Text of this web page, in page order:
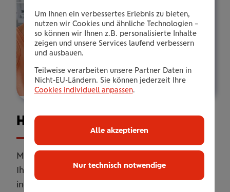
Haus­halts­ver­si­che­rung
Mit unserer Haushaltsversicherung sichern Sie
Ihr Zuhause umfassend ab. Online oder
individuell erweitert mit persönlicher
Um Ihnen ein verbessertes Erlebnis zu bieten,
nutzen wir Cookies und ähnliche Technologien –
so können wir Ihnen z.B. personalisierte Inhalte
zeigen und unsere Services laufend verbessern
und ausbauen.
Teilweise verarbeiten unsere Partner Daten in
Nicht-EU-Ländern. Sie können jederzeit Ihre
Cookies individuell anpassen.
Nur technisch notwendige
Alle akzeptieren